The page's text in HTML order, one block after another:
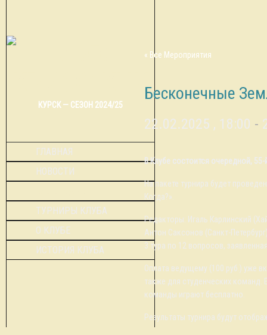
КУРСК — СЕЗОН 2024/25
ГЛАВНАЯ
НОВОСТИ
ТУРНИРЫ КЛУБА
О КЛУБЕ
ИСТОРИЯ КЛУБА
« Все Мероприятия
Бесконечные
22.02.2025 , 18:00 -
В Клубе состоится очередной,
На пакете турнира будет
Когда?».
Редакторы: Игаль Карлинский
Антон Саксонов (Санкт-
3 тура по 12 вопросов,
Оплата ведущему (100 руб.) уже
также для студенческих
команды играют бесплатно.
Результаты турнира будут